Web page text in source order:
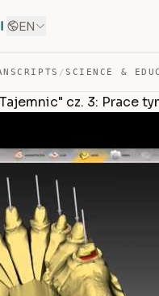
EN
/SCIENCE &
cz. 3: Prace